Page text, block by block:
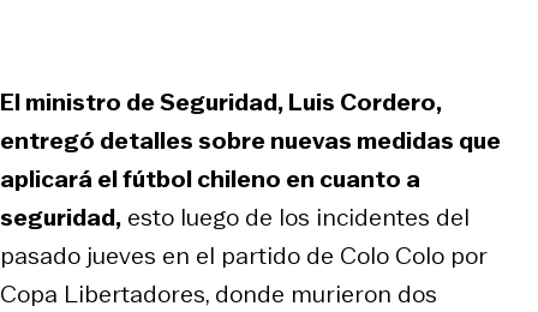
El ministro de Seguridad, Luis Cordero,
entregó detalles sobre nuevas medidas que
aplicará el fútbol chileno en cuanto a
seguridad, esto luego de los incidentes del
pasado jueves en el partido de Colo Colo por
Copa Libertadores, donde murieron dos